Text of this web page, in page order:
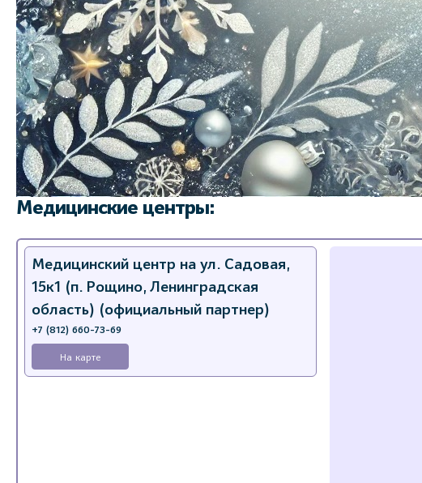
Медицинские центры:
Медицинский центр на ул. Садовая,
15к1 (п. Рощино, Ленинградская
область) (официальный партнер)
+7 (812) 660-73-69
На карте